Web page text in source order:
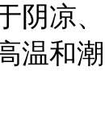
阴凉、
温和潮